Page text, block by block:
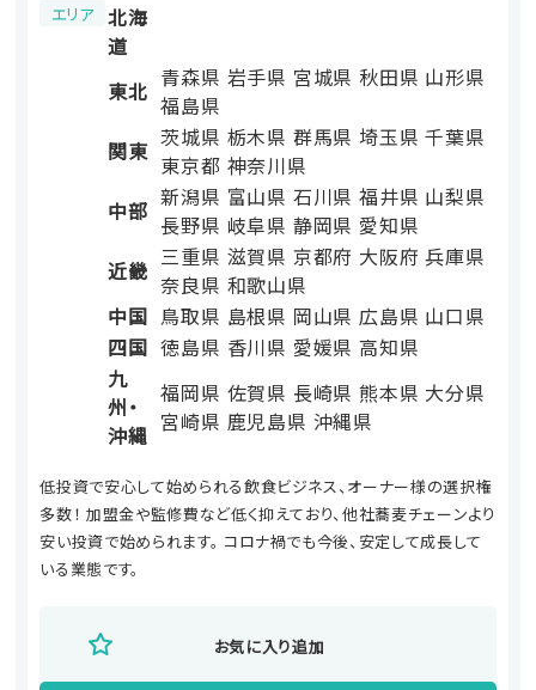
エリア
北海
道
東北 青森県 岩手県 宮城県 秋田県 山形県
福島県
関東 茨城県 栃木県 群馬県 埼玉県 千葉県
東京都 神奈川県
中部 新潟県 富山県 石川県 福井県 山梨県
長野県 岐阜県 静岡県 愛知県
近畿 三重県 滋賀県 京都府 大阪府 兵庫県
奈良県 和歌山県
中国 鳥取県 島根県 岡山県 広島県 山口県
四国 徳島県 香川県 愛媛県 高知県
九
州・
沖縄
福岡県 佐賀県 長崎県 熊本県 大分県
宮崎県 鹿児島県 沖縄県
低投資で安心して始められる飲食ビジネス、オーナー様の選択権
多数！ 加盟金や監修費など低く抑えており、他社蕎麦チェーンより
安い投資で始められます。 コロナ禍でも今後、安定して成長して
いる業態です。
お気に入り追加